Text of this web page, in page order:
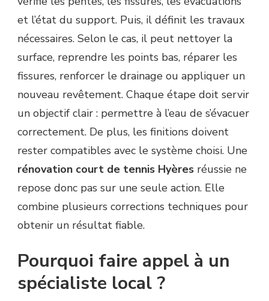
et l’état du support. Puis, il définit les travaux
nécessaires. Selon le cas, il peut nettoyer la
surface, reprendre les points bas, réparer les
fissures, renforcer le drainage ou appliquer un
nouveau revêtement. Chaque étape doit servir
un objectif clair : permettre à l’eau de s’évacuer
correctement. De plus, les finitions doivent
rester compatibles avec le système choisi. Une
rénovation court de tennis Hyères réussie ne
repose donc pas sur une seule action. Elle
combine plusieurs corrections techniques pour
obtenir un résultat fiable.
Pourquoi faire appel à un
spécialiste local ?